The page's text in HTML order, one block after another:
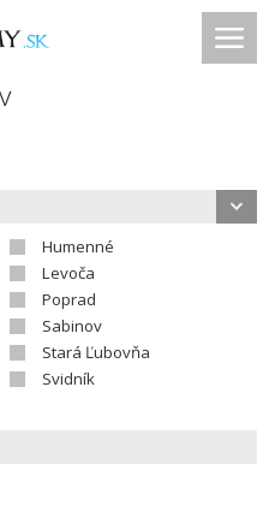
Humenné
Levoča
Poprad
Sabinov
Stará Ľubovňa
Svidník